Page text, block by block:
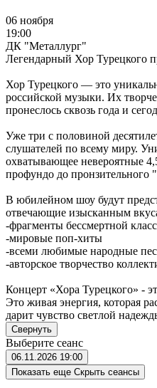
06 ноября
19:00
ДК "Металлург"
Легендарный Хор Турецкого
Хор Турецкого — это
российской музыки. Их
пронеслось сквозь года и
Уже три с половиной
слушателей по всему миру.
охватывающее невероятные
профундо до пронзительного
В юбилейном шоу будут
отвечающие изысканным
-фрагменты бессмертной
-мировые поп-хиты
-всеми любимые народные
-авторское творчество
Концерт «Хора Турецкого» -
Это живая энергия, которая
дарит чувство светлой
Свернуть
Выберите сеанс
06.11.2026 19:00
Показать еще Скрыть сеансы